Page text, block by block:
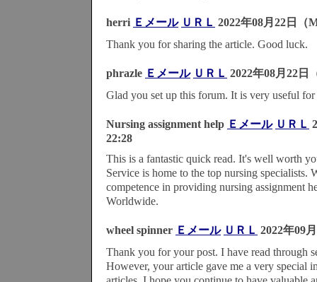
herri Ｅメール ＵＲＬ 2022年08月22日（
Thank you for sharing the article. Good luck.
phrazle Ｅメール ＵＲＬ 2022年08月22日
Glad you set up this forum. It is very useful for
Nursing assignment help Ｅメール ＵＲＬ
22:28
This is a fantastic quick read. It's well worth
Service is home to the top nursing specialists.
competence in providing nursing assignment
Worldwide.
wheel spinner Ｅメール ＵＲＬ 2022年09
Thank you for your post. I have read through
However, your article gave me a very special